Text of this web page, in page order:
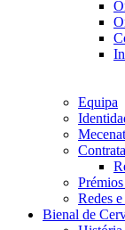
Equipa
Redes
Bienal de